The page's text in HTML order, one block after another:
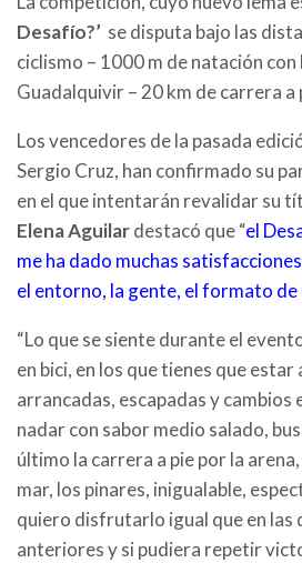
Desafío?’ se disputa bajo las
ciclismo – 1000 m de natación
Guadalquivir – 20 km de carrera a
Los vencedores de la pasada
Sergio Cruz, han confirmado su
en el que intentarán revalidar su
Elena Aguilardestacó que “el
me ha dado muchas
el entorno, la gente, el formato de
“Lo que se siente durante el
en bici, en los que tienes que estar
arrancadas, escapadas y cambios
nadar con sabor medio salado,
último la carrera a pie por la
mar, los pinares, inigualable,
quiero disfrutarlo igual que en las
anteriores y si pudiera repetir